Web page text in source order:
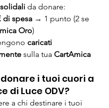
da donare:
di spesa → 1 punto (2 se
Oro)
caricati
sulla tua CartAmica
i tuoi cuori a
di Luce ODV?
a chi destinare i tuoi